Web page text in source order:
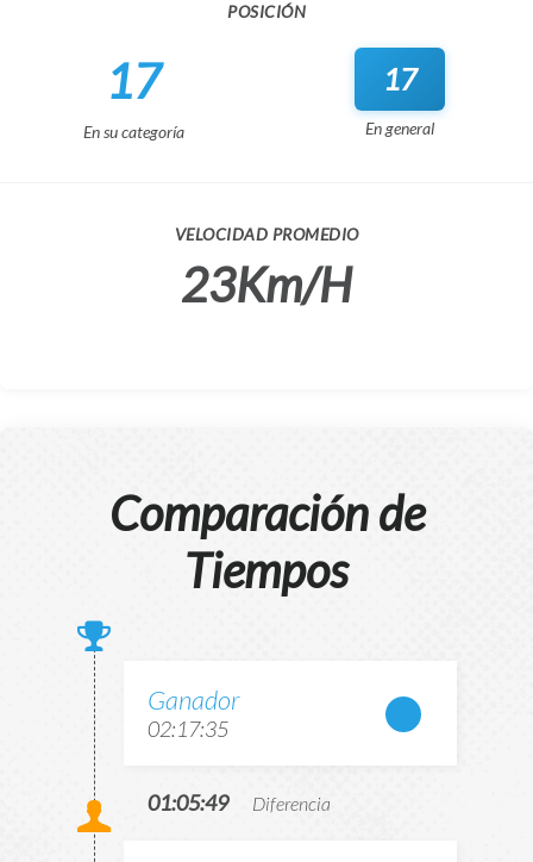
POSICIÓN
17
En su categoría
17
En general
VELOCIDAD PROMEDIO
23Km/H
Comparación de
Tiempos
Ganador
02:17:35
01:05:49 Diferencia